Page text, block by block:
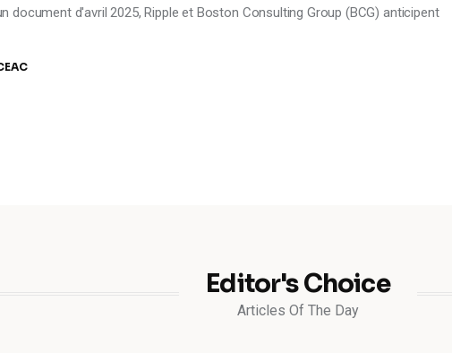
document d'avril 2025, Ripple et Boston Consulting Group (BCG) anticipent
Editor's Choice
Articles Of The Day